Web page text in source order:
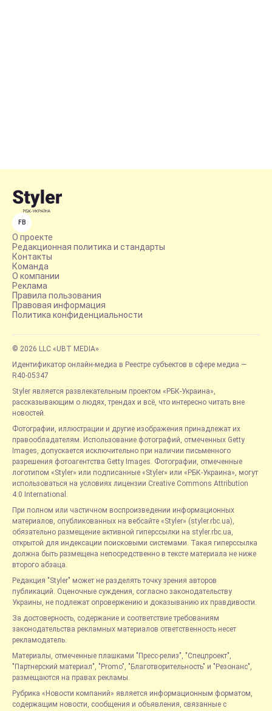
FB
О проекте
Редакционная политика и стандарты
Контакты
Команда
О компании
Реклама
Правила пользования
Правовая информация
Политика конфиденциальности
© 2026 LLC «UBT MEDIA»
Идентификатор онлайн-медиа в Реестре субъектов в сфере медиа —
R40-05347
Styler является развлекательным проектом «РБК-Украина»,
рассказывающим о людях, трендах и всё, что интересно читать вне
новостей.
Фотографии, иллюстрации и другие изображения принадлежат их
правообладателям. Использование фотографий, отмеченных Getty
Images, допускается исключительно при наличии письменного
разрешения фотоагентства Getty Images. Фотографии, отмеченные
логотипом «Styler» или подписанные «Styler» или «РБК-Украина», могут
использоваться на условиях лицензии Creative Commons Attribution
4.0 International.
При полном или частичном воспроизведении информационных
материалов, опубликованных на вебсайте «Styler» (styler.rbc.ua),
обязательно размещение активной гиперссылки на styler.rbc.ua,
открытой для индексации поисковыми системами. Такая гиперссылка
должна быть размещена непосредственно в тексте материала не ниже
второго абзаца.
Редакция "Styler" может не разделять точку зрения авторов
публикаций. Оценочные суждения, согласно законодательству
Украины, не подлежат опровержению и доказыванию их правдивости.
За достоверность, содержание и соответствие требованиям
законодательства рекламных материалов ответственность несет
рекламодатель.
Материалы, отмеченные плашками "Пресс-релиз", "Спецпроект",
"Партнерский материал", "Promo", "Благотворительность" и "Резонанс",
размещаются на правах рекламы.
Рубрика «Новости компаний» является информационным форматом,
содержащим новости, сообщения и объявления, связанные с